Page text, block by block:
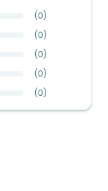
(0)
(0)
(0)
(0)
(0)